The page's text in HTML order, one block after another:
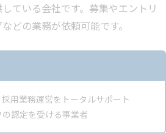
ている会社です。募集やエントリ
どの業務が依頼可能です。
用業務運営をトータルサポート
認定を受ける事業者